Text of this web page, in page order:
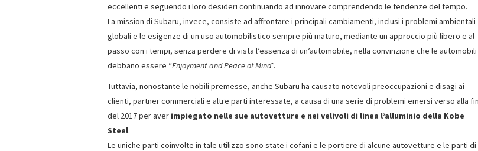
eccellenti e seguendo i loro desideri continuando ad innovare comprendendo le tendenze del tempo.
La mission di Subaru, invece, consiste ad affrontare i principali cambiamenti, inclusi i problemi ambientali
globali e le esigenze di un uso automobilistico sempre più maturo, mediante un approccio più libero e al
passo con i tempi, senza perdere di vista l’essenza di un’automobile, nella convinzione che le automobili
debbano essere “Enjoyment and Peace of Mind”.
Tuttavia, nonostante le nobili premesse, anche Subaru ha causato notevoli preoccupazioni e disagi ai
clienti, partner commerciali e altre parti interessate, a causa di una serie di problemi emersi verso alla
del 2017 per aver impiegato nelle sue autovetture e nei velivoli di linea l’alluminio della Kobe
Steel.
Le uniche parti coinvolte in tale utilizzo sono state i cofani e le portiere di alcune autovetture e le parti di